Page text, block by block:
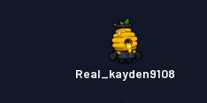
Real_kayden9108